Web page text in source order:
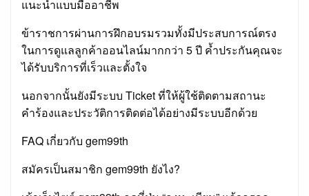
แนะนำแบบมืออาชีพ
ข้าราชการผ่านการฝึกอบรมรวมทั้งมีประสบการณ์ตรง
ในการดูแลลูกค้าออนไลน์มากกว่า 5 ปี ค้ำประกันคุณจะ
ได้รับบริการที่เร็วและตั้งใจ
นอกจากนั้นยังมีระบบ Ticket ที่ให้ผู้ใช้ติดตามสถานะ
คำร้องและประวัติการติดต่อได้อย่างมีระบบอีกด้วย
FAQ เกี่ยวกับ gem99th
สมัครเป็นสมาชิก gem99th ยังไง?